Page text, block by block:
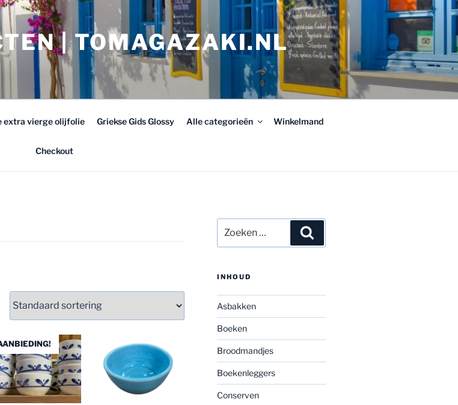
| TOMAGAZAKI.NL
extra vierge olijfolie Griekse Gids Glossy Alle categorieën Winkelmand
Checkout
naar:
INHOUD
Asbakken
Boeken
Broodmandjes
Boekenleggers
Conserven